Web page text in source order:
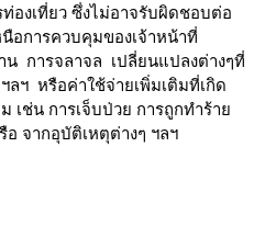
องเที่ยว ซึ่งไม่อาจรับผิดชอบต่อ
อการควบคุมของเจ้าหน้าที่
การจลาจล เปลี่ยนแปลงต่างๆที่
ลฯ หรือค่าใช้จ่ายเพิ่มเติมที่เกิด
เช่น การเจ็บป่วย การถูกทำร้าย
จากอุบัติเหตุต่างๆ ฯลฯ